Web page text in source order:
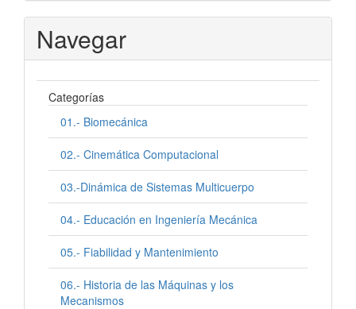
Navegar
Categorías
01.- Biomecánica
02.- Cinemática Computacional
03.-Dinámica de Sistemas Multicuerpo
04.- Educación en Ingeniería Mecánica
05.- Fiabilidad y Mantenimiento
06.- Historia de las Máquinas y los
Mecanismos